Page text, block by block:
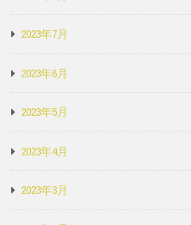
2023年7月
2023年6月
2023年5月
2023年4月
2023年3月